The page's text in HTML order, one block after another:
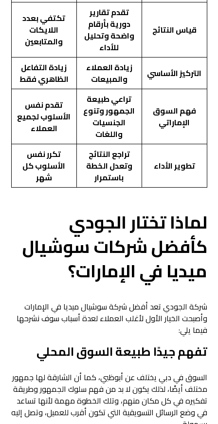
قياس النتائج
تقدم تقارير
دورية بأرقام
واضحة وتحليل
للأداء
تكتفي بعدد
اللايكات
والمتابعين
التركيز الأساسي
زيادة العملاء
والمبيعات
زيادة التفاعل
الظاهري فقط
فهم السوق
الإماراتي
تراعي طبيعة
الجمهور وتنوع
الجنسيات
واللغات
تقدم نفس
الأسلوب لجميع
العملاء
تطوير الأداء
تراجع النتائج
وتعدل الخطة
باستمرار
تكرر نفس
الأسلوب كل
شهر
لماذا تختار الجودي
كأفضل شركات سوشيال
ميديا في الإمارات؟
شركة الجودي تعد أفضل شركة سوشيال ميديا في الإمارات
وأصبحت الخيار الأول لأغلب العملاء لعدة أسباب سوف نشرحها
فيما يلي:
تفهم جيدًا طبيعة السوق المحلي
السوق في دبي يختلف عن أبوظبي، كما أن الشارقة لها جمهور
مختلف أيضًا، لذلك يكون لا بد من فهم سلوك الجمهور وطريقة
تفكيره في كل مكان منهم، وتلك الخطوة مهمة لأنها تساعد
في وضع الرسائل التسويقية التي تكون أقرب للعميل، وتصل إليه